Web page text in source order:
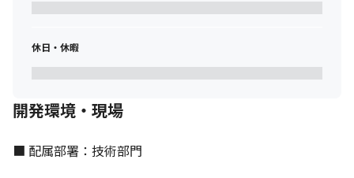
休日・休暇
開発環境・現場
■ 配属部署：技術部門